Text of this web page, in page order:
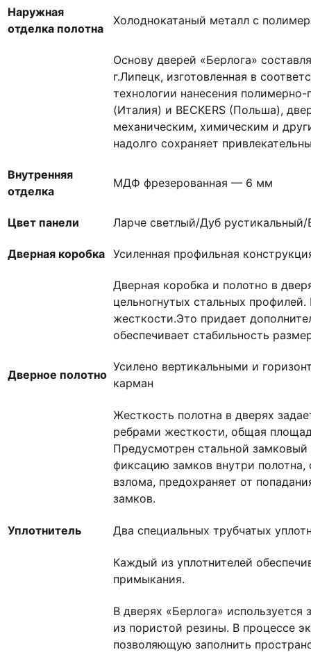
Наружная
отделка полотна
Холоднокатаный металл с
Основу дверей «Берлога»
г.Липецк, изготовленная в
технологии нанесения
(Италия) и BECKERS (Польша),
механическим, химическим и
надолго сохраняет
Внутренняя
отделка
МДФ фрезерованная — 6 мм
Цвет панели Ларче светлый/Дуб рустикальный/
Дверная коробка Усиленная профильная
Дверная коробка и полотно в
цельногнутых стальных
жесткости.Это придает
обеспечивает стабильность
Дверное полотно
Усилено вертикальными и
карман
Жесткость полотна в дверях
ребрами жесткости, общая
Предусмотрен стальной
фиксацию замков внутри полотна,
взлома, предохраняет от
замков.
Уплотнитель Два специальных трубчатых
Каждый из уплотнителей
примыкания.
В дверях «Берлога»
из пористой резины. В процессе
позволяющую заполнить